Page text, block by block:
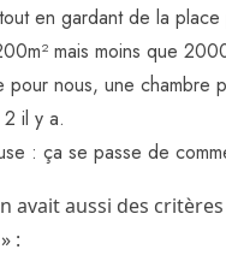
en gardant de la
mais moins que
pour nous, une
il y a.
: ça se passe de
avait aussi des
: